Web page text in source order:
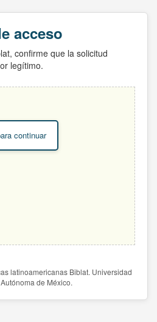
acceso
confirme que la solicitud
legítimo.
continuar
latinoamericanas Biblat. Universidad
de México.